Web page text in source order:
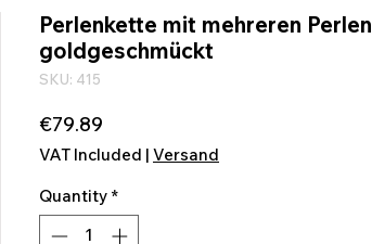
Perlenkette mit mehreren Perlen
goldgeschmückt
SKU: 415
€79.89
VAT Included | Versand
Quantity *